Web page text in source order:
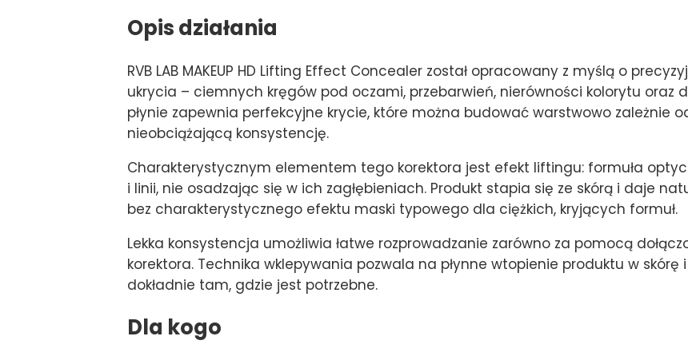
Opis działania
RVB LAB MAKEUP HD Lifting Effect Concealer został opracowany z myślą o
ukrycia – ciemnych kręgów pod oczami, przebarwień, nierówności kolorytu oraz
płynie zapewnia perfekcyjne krycie, które można budować warstwowo zależnie
nieobciążającą konsystencję.
Charakterystycznym elementem tego korektora jest efekt liftingu: formuła
i linii, nie osadzając się w ich zagłębieniach. Produkt stapia się ze skórą i daje
bez charakterystycznego efektu maski typowego dla ciężkich, kryjących formuł.
Lekka konsystencja umożliwia łatwe rozprowadzanie zarówno za pomocą
korektora. Technika wklepywania pozwala na płynne wtopienie produktu w
dokładnie tam, gdzie jest potrzebne.
Dla kogo